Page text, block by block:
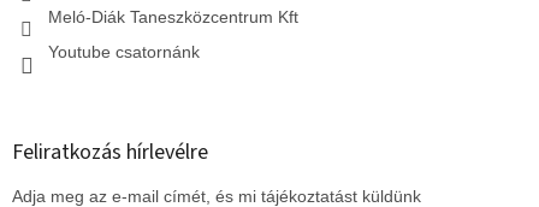
Meló-Diák Taneszközcentrum Kft
Youtube csatornánk
Feliratkozás hírlevélre
Adja meg az e-mail címét, és mi tájékoztatást küldünk